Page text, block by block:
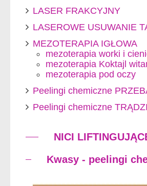
LASER FRAKCYJNY
LASEROWE USUWANIE
MEZOTERAPIA IGŁOWA
mezoterapia worki i
mezoterapia Koktajl
mezoterapia pod oczy
Peelingi chemiczne
Peelingi chemiczne
NICI
Kwasy - peelingi